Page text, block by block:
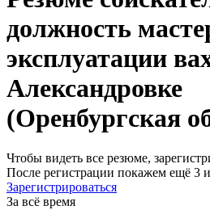
должность
эксплуатации
Александровке
(Оренбургская
Чтобы видеть все резюме,
После регистрации покажем ещё 3
Зарегистрироваться
За всё время